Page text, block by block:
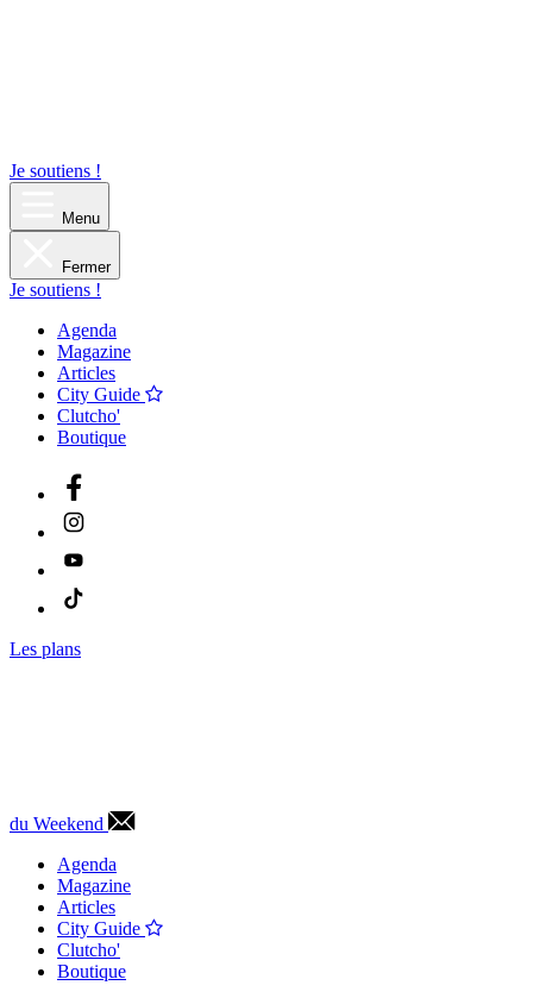
Je soutiens !
Menu
Fermer
Je soutiens !
Agenda
Magazine
Articles
City Guide
Clutcho'
Boutique
Les plans
du Weekend
Agenda
Magazine
Articles
City Guide
Clutcho'
Boutique